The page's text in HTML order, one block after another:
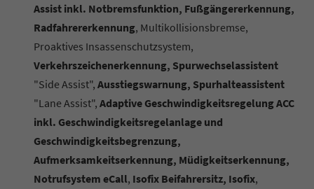
Assist inkl. Notbremsfunktion, Fußgängererkennung,
Radfahrererkennung, Multikollisionsbremse,
Proaktives Insassenschutzsystem,
Verkehrszeichenerkennung, Spurwechselassistent
"Side Assist", Ausstiegswarnung, Spurhalteassistent
"Lane Assist", Adaptive Geschwindigkeitsregelung ACC
inkl. Geschwindigkeitsregelanlage und
Geschwindigkeitsbegrenzung,
Aufmerksamkeitserkennung, Müdigkeitserkennung,
Notrufsystem eCall, Isofix Beifahrersitz, Isofix,